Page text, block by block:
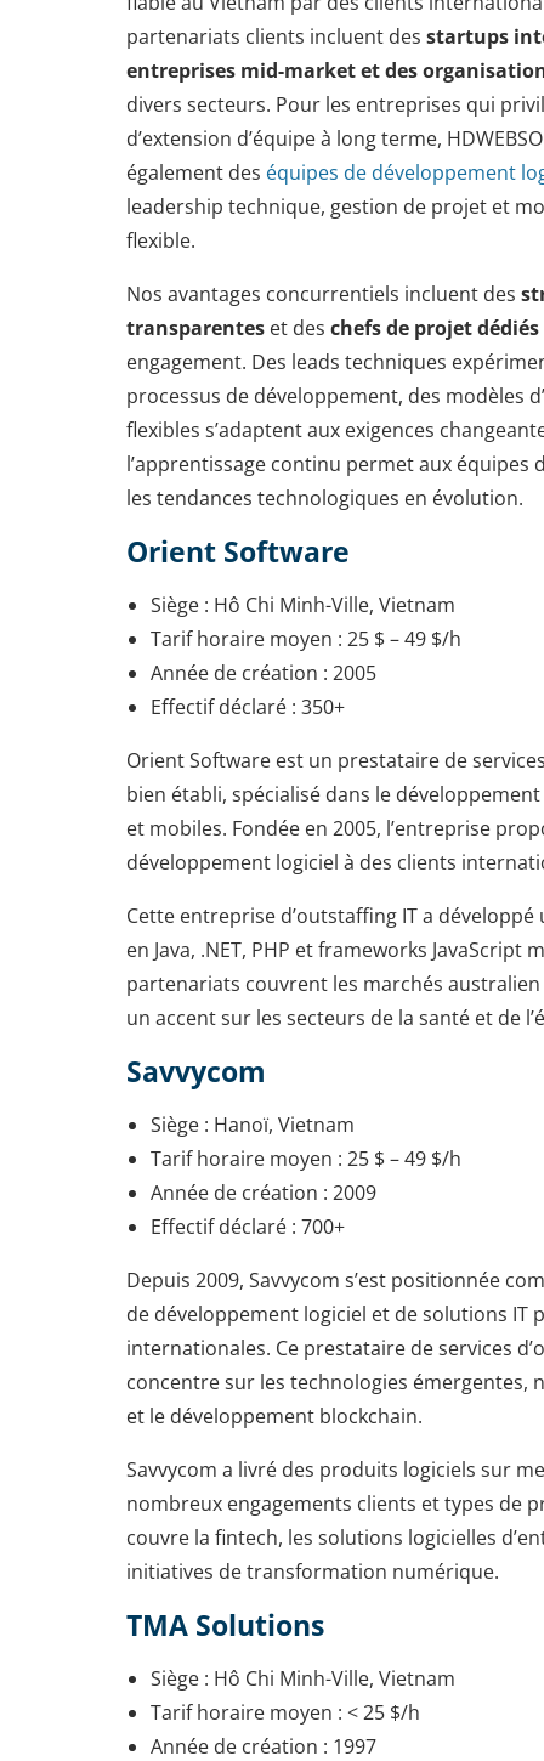
partenariats clients incluent des startups
entreprises mid-market et des
divers secteurs. Pour les entreprises qui
d’extension d’équipe à long terme,
également des équipes de développement
leadership technique, gestion de projet et
flexible.
Nos avantages concurrentiels incluent des
transparentes et des chefs de projet dédiés
engagement. Des leads techniques
processus de développement, des modèles
flexibles s’adaptent aux exigences
l’apprentissage continu permet aux équipes
les tendances technologiques en évolution.
Orient Software
Siège : Hô Chi Minh-Ville, Vietnam
Tarif horaire moyen : 25 $ – 49 $/h
Année de création : 2005
Effectif déclaré : 350+
Orient Software est un prestataire de
bien établi, spécialisé dans le
et mobiles. Fondée en 2005, l’entreprise
développement logiciel à des clients
Cette entreprise d’outstaffing IT a
en Java, .NET, PHP et frameworks JavaScript
partenariats couvrent les marchés
un accent sur les secteurs de la santé et de
Savvycom
Siège : Hanoï, Vietnam
Tarif horaire moyen : 25 $ – 49 $/h
Année de création : 2009
Effectif déclaré : 700+
Depuis 2009, Savvycom s’est positionnée
de développement logiciel et de solutions IT
internationales. Ce prestataire de services
concentre sur les technologies émergentes,
et le développement blockchain.
Savvycom a livré des produits logiciels sur
nombreux engagements clients et types de
couvre la fintech, les solutions logicielles
initiatives de transformation numérique.
TMA Solutions
Siège : Hô Chi Minh-Ville, Vietnam
Tarif horaire moyen : < 25 $/h
Année de création : 1997